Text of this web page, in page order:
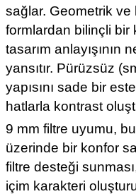
sağlar. Geometrik ve
formlardan bilinçli bir
tasarım anlayışının
yansıtır. Pürüzsüz
yapısını sade bir
hatlarla kontrast
9 mm filtre uyumu, bu
üzerinde bir konfor
filtre desteği
içim karakteri